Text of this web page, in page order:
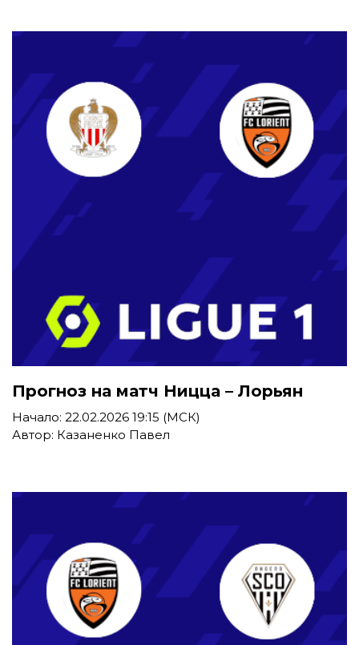
Прогноз на матч Ницца – Лорьян
Начало: 22.02.2026 19:15 (МСК)
Автор: Казаненко Павел